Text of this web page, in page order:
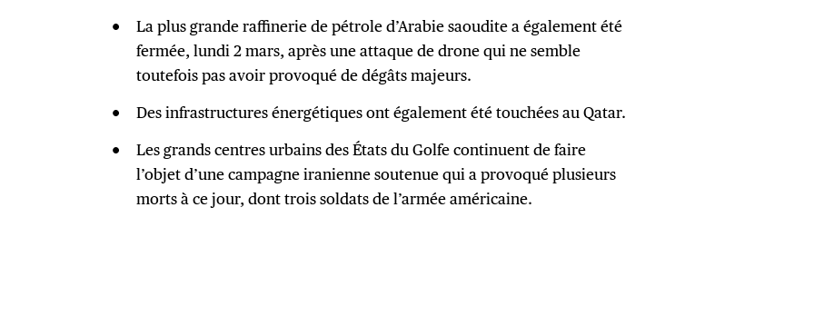
La plus grande raffinerie de pétrole d’Arabie saoudite a également été
fermée, lundi 2 mars, après une attaque de drone qui ne semble
toutefois pas avoir provoqué de dégâts majeurs.
Des infrastructures énergétiques ont également été touchées au Qatar.
Les grands centres urbains des États du Golfe continuent de faire
l’objet d’une campagne iranienne soutenue qui a provoqué plusieurs
morts à ce jour, dont trois soldats de l’armée américaine.